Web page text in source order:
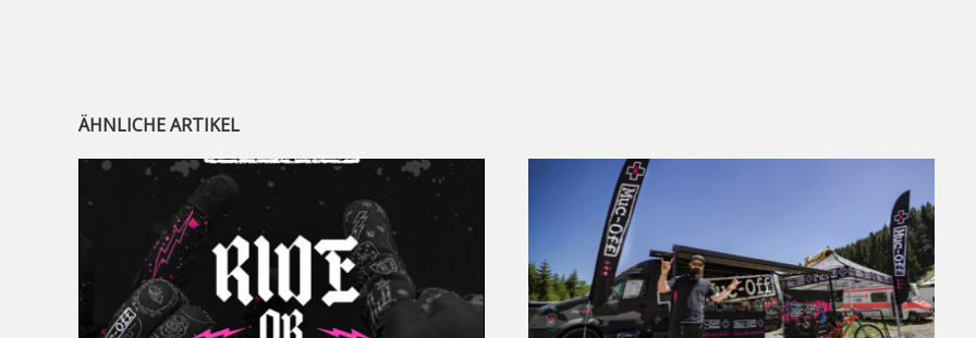
ÄHNLICHE ARTIKEL